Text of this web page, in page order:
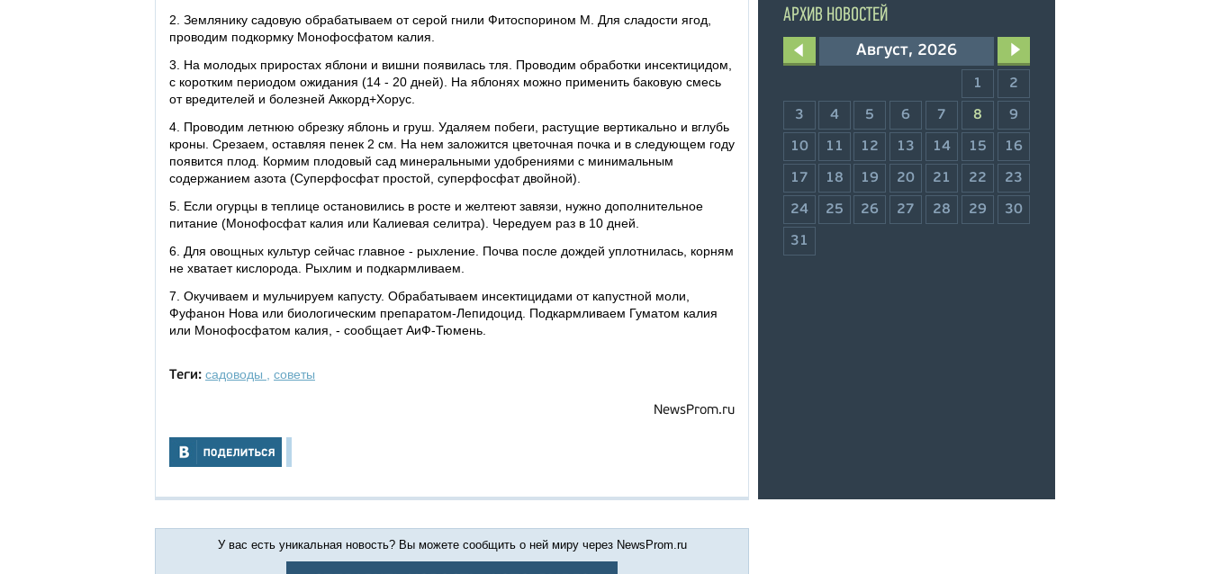
2. Землянику садовую обрабатываем от серой гнили Фитоспорином М. Для сладости ягод,
проводим подкормку Монофосфатом калия.
3. На молодых приростах яблони и вишни появилась тля. Проводим обработки инсектицидом,
с коротким периодом ожидания (14 - 20 дней). На яблонях можно применить баковую смесь
от вредителей и болезней Аккорд+Хорус.
4. Проводим летнюю обрезку яблонь и груш. Удаляем побеги, растущие вертикально и вглубь
кроны. Срезаем, оставляя пенек 2 см. На нем заложится цветочная почка и в следующем году
появится плод. Кормим плодовый сад минеральными удобрениями с минимальным
содержанием азота (Суперфосфат простой, суперфосфат двойной).
5. Если огурцы в теплице остановились в росте и желтеют завязи, нужно дополнительное
питание (Монофосфат калия или Калиевая селитра). Чередуем раз в 10 дней.
6. Для овощных культур сейчас главное - рыхление. Почва после дождей уплотнилась, корням
не хватает кислорода. Рыхлим и подкармливаем.
7. Окучиваем и мульчируем капусту. Обрабатываем инсектицидами от капустной моли,
Фуфанон Нова или биологическим препаратом-Лепидоцид. Подкармливаем Гуматом калия
или Монофосфатом калия, - сообщает АиФ-Тюмень.
Теги: садоводы советы
NewsProm.ru
У вас есть уникальная новость? Вы можете сообщить о ней миру через NewsProm.ru
АРХИВ НОВОСТЕЙ
Август, 2026
1 2
3 4 5 6 7 8 9
10 11 12 13 14 15 16
17 18 19 20 21 22 23
24 25 26 27 28 29 30
31